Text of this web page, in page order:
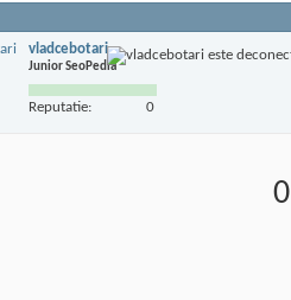
vladcebotari
Junior SeoPedia
Reputatie: 0